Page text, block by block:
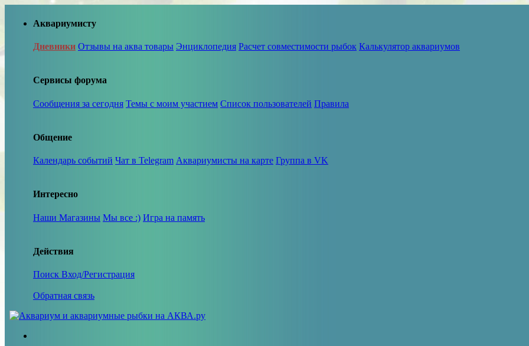
Аквариумисту
Дневники Отзывы на аква товары Энциклопедия Расчет совместимости рыбок Калькулятор аквариумов
Сервисы форума
Сообщения за сегодня Темы с моим участием Список пользователей Правила
Общение
Календарь событий Чат в Telegram Аквариумисты на карте Группа в VK
Интересно
Наши Магазины Мы все :) Игра на память
Действия
Поиск Вход/Регистрация
Обратная связь